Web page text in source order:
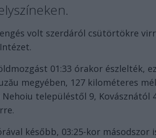
volt szerdáról csütörtökre
01:33 órakor észlelték,
megyében, 127 kilométeres
településtől 9, Kovásznától
később, 03:25-kor